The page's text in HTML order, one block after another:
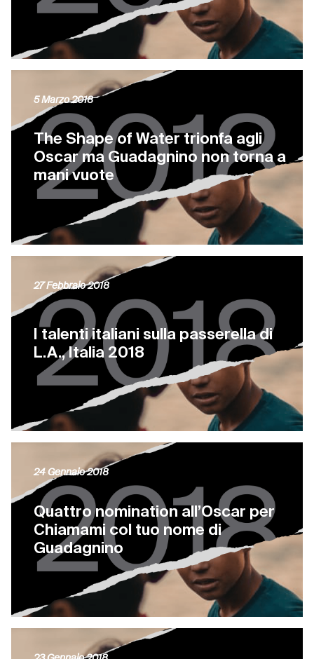
The Shape of Water trionfa agli
Oscar ma Guadagnino non torna a
mani vuote
5 Marzo 2018
I talenti italiani sulla passerella di
L.A., Italia 2018
27 Febbraio 2018
Quattro nomination all’Oscar per
Chiamami col tuo nome di
Guadagnino
24 Gennaio 2018